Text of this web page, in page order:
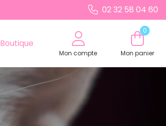
02 32 58 04 60
Boutique
Mon compte
0
Mon panier